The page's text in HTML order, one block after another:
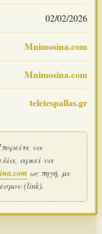
02/02/2026
Mnimosina.com
Mnimosina.com
teletespallas.gr
να
αρκεί να
ως πηγή, με
(link).